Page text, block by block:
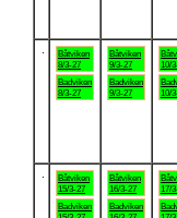
Båtviken
8/3-27
Badviken
8/3-27
Båtviken
9/3-27
Badviken
9/3-27
10/
10/
Båtviken
15/3-27
Badviken
Båtviken
16/3-27
Badviken
17/